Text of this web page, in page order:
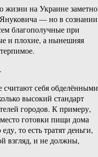
жизни на Украине заметно
— но в сознании
благополучные при
и плохие, а нынешняя
себя обделёнными
высокий стандарт
городов. К примеру,
готовки пищи дома
то есть тратят деньги,
взгляд, и не должны,